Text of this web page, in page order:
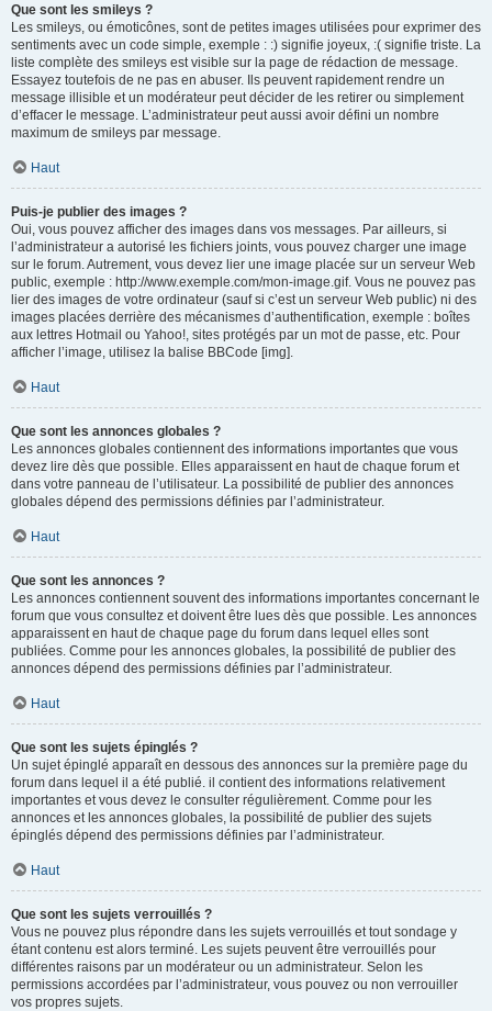
Que sont les smileys ?
Les smileys, ou émoticônes, sont de petites images utilisées pour exprimer des
sentiments avec un code simple, exemple : :) signifie joyeux, :( signifie triste. La
liste complète des smileys est visible sur la page de rédaction de message.
Essayez toutefois de ne pas en abuser. Ils peuvent rapidement rendre un
message illisible et un modérateur peut décider de les retirer ou simplement
d’effacer le message. L’administrateur peut aussi avoir défini un nombre
maximum de smileys par message.
Haut
Puis-je publier des images ?
Oui, vous pouvez afficher des images dans vos messages. Par ailleurs, si
l’administrateur a autorisé les fichiers joints, vous pouvez charger une image
sur le forum. Autrement, vous devez lier une image placée sur un serveur Web
public, exemple : http://www.exemple.com/mon-image.gif. Vous ne pouvez pas
lier des images de votre ordinateur (sauf si c’est un serveur Web public) ni des
images placées derrière des mécanismes d’authentification, exemple : boîtes
aux lettres Hotmail ou Yahoo!, sites protégés par un mot de passe, etc. Pour
afficher l’image, utilisez la balise BBCode [img].
Haut
Que sont les annonces globales ?
Les annonces globales contiennent des informations importantes que vous
devez lire dès que possible. Elles apparaissent en haut de chaque forum et
dans votre panneau de l’utilisateur. La possibilité de publier des annonces
globales dépend des permissions définies par l’administrateur.
Haut
Que sont les annonces ?
Les annonces contiennent souvent des informations importantes concernant le
forum que vous consultez et doivent être lues dès que possible. Les annonces
apparaissent en haut de chaque page du forum dans lequel elles sont
publiées. Comme pour les annonces globales, la possibilité de publier des
annonces dépend des permissions définies par l’administrateur.
Haut
Que sont les sujets épinglés ?
Un sujet épinglé apparaît en dessous des annonces sur la première page du
forum dans lequel il a été publié. il contient des informations relativement
importantes et vous devez le consulter régulièrement. Comme pour les
annonces et les annonces globales, la possibilité de publier des sujets
épinglés dépend des permissions définies par l’administrateur.
Haut
Que sont les sujets verrouillés ?
Vous ne pouvez plus répondre dans les sujets verrouillés et tout sondage y
étant contenu est alors terminé. Les sujets peuvent être verrouillés pour
différentes raisons par un modérateur ou un administrateur. Selon les
permissions accordées par l’administrateur, vous pouvez ou non verrouiller
vos propres sujets.